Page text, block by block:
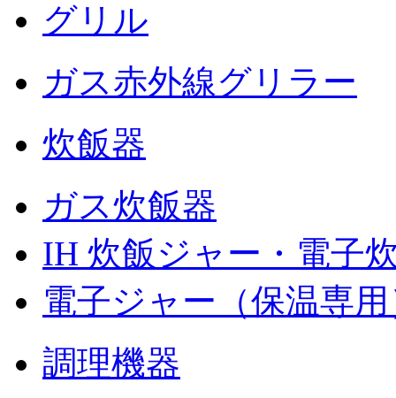
グリル
ガス赤外線グリラー
炊飯器
ガス炊飯器
IH 炊飯ジャー・電子
電子ジャー（保温専
調理機器